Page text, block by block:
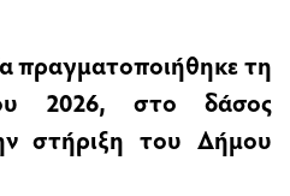
πραγματοποιήθηκε τη
2026, στο δάσος
στήριξη του Δήμου